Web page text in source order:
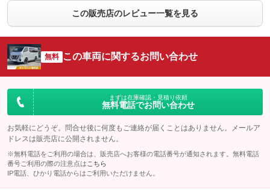
この販売店のレビュー一覧を見る
無料 この車両に関するお問い合わせ
まずは在庫確認・見積り依頼
無料電話でお問い合わせ
お気軽にどうぞ。問合せ後に何度もご連絡が届くことはありません。メールア
ドレスは販売店に公開されません。
※無料電話をご利用の場合は、販売店へお客様の電話番号が通知されます。無料電話
番号ご利用の際の注意点は こちら
IP電話、ひかり電話からはご利用いただけません。